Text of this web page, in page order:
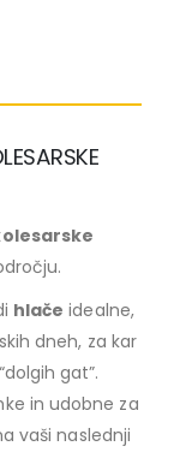
hlače idealne,
dneh, za kar
gat”.
in udobne za
vaši naslednji